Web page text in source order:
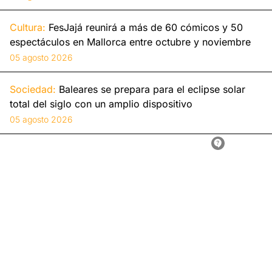
Cultura: FesJajá reunirá a más de 60 cómicos y 50
espectáculos en Mallorca entre octubre y noviembre
05 agosto 2026
Sociedad: Baleares se prepara para el eclipse solar
total del siglo con un amplio dispositivo
05 agosto 2026